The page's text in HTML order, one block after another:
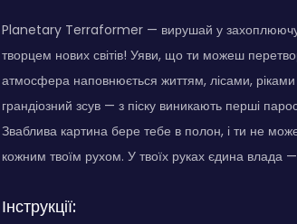
Planetary Terraformer — вирушай у захоплюючу
творцем нових світів! Уяви, що ти можеш
атмосфера наповнюється життям, лісами,
грандіозний зсув — з піску виникають перші
Зваблива картина бере тебе в полон, і ти не
кожним твоїм рухом. У твоїх руках єдина влада
Інструкції: